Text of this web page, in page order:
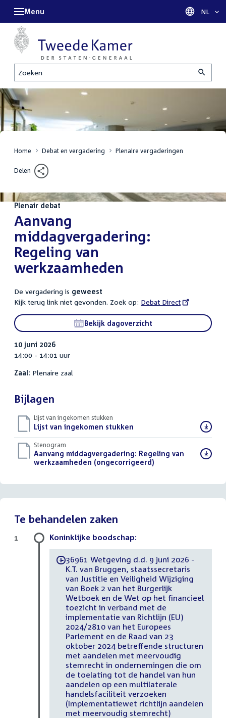
Zoeken
Menu Taal
NL
Home Debat en vergadering Plenaire vergaderingen
Delen
Plenair debat
Aanvang
middagvergadering:
Regeling van
werkzaamheden
De vergadering is geweest
Kijk terug link niet gevonden. Zoek op: External
link:
Debat Direct
Bekijk dagoverzicht
10 juni 2026
14:00 - 14:01 uur
Zaal: Plenaire zaal
Bijlagen
Lijst van ingekomen stukken
Download
bestand:
Lijst van ingekomen stukken
Stenogram
Download
bestand:
Aanvang middagvergadering: Regeling van
werkzaamheden (ongecorrigeerd)
Te behandelen zaken
Koninklijke boodschap:
-36961 Wetgeving d.d. 9 juni 2026 -
K.T. van Bruggen, staatssecretaris
van Justitie en Veiligheid Wijziging
van Boek 2 van het Burgerlijk
Wetboek en de Wet op het financieel
toezicht in verband met de
implementatie van Richtlijn (EU)
2024/2810 van het Europees
Parlement en de Raad van 23
oktober 2024 betreffende structuren
met aandelen met meervoudig
stemrecht in ondernemingen die om
de toelating tot de handel van hun
aandelen op een multilaterale
handelsfaciliteit verzoeken
(Implementatiewet richtlijn aandelen
met meervoudig stemrecht)
1